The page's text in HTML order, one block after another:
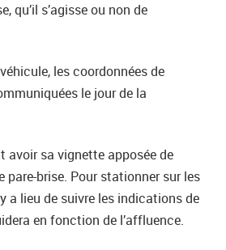
qu’il s’agisse ou non de
les coordonnées de
le jour de la
avoir sa vignette apposée de
pare-brise. Pour stationner sur les
a lieu de suivre les indications de
en fonction de l’affluence.